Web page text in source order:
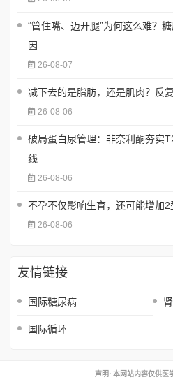
“管住嘴、迈开腿”为何这么难？
因
26-08-07
减下去的是脂肪，还是肌肉？反
26-08-06
破局蛋白尿管理：非奈利酮夯实
线
26-08-06
不孕不仅影响生育，还可能增加2
26-08-06
友情链接
国际糖尿病
国际循环
声明: 本网站内容仅供医